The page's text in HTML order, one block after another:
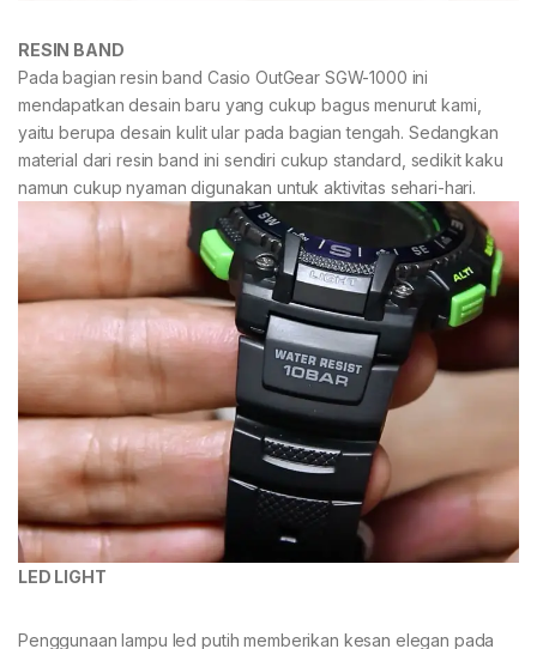
RESIN BAND
Pada bagian resin band Casio OutGear SGW-1000 ini
mendapatkan desain baru yang cukup bagus menurut kami,
yaitu berupa desain kulit ular pada bagian tengah. Sedangkan
material dari resin band ini sendiri cukup standard, sedikit kaku
namun cukup nyaman digunakan untuk aktivitas sehari-hari.
LED LIGHT
Penggunaan lampu led putih memberikan kesan elegan pada